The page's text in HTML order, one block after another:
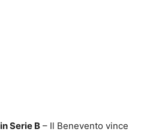
Serie B – Il Benevento vince